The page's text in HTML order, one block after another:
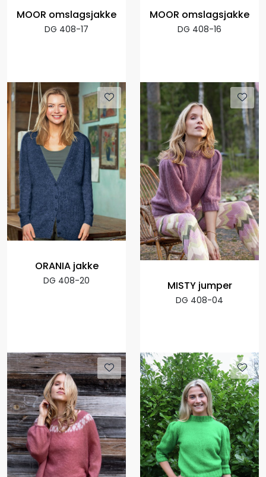
MOOR omslagsjakke
DG 408-17
MOOR omslagsjakke
DG 408-16
ORANIA jakke
DG 408-20 MISTY jumper
DG 408-04